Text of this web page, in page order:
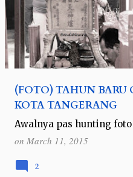
(FOTO) TAHUN BARU
KOTA TANGERANG
Awalnya pas hunting
Cina, 19 Februari lalu,
photostory dalam bentuk
judulnya pun sudah
on March 11, 2015
2